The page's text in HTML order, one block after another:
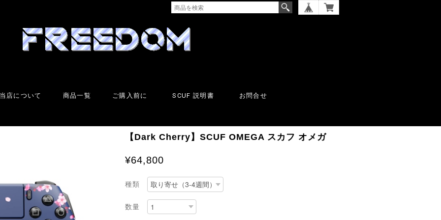
店について 商品一覧 ご購入前に SCUF 説明書 お問合せ
【Dark Cherry】SCUF OMEGA スカフ オメガ
¥64,800
種類
数量